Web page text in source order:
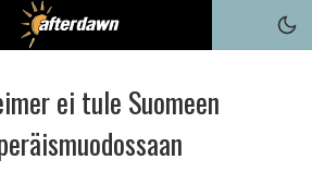
ei tule Suomeen